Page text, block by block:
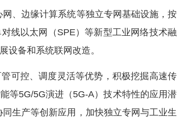
、边缘计算系统等独立专网基础设施，按
线以太网（SPE）等新型工业网络技术融
设备和系统联网改造。
可控、调度灵活等优势，积极挖掘高速传
等5G/5G演进（5G-A）技术特性的应用潜
生产等创新应用，加快独立专网与工业生